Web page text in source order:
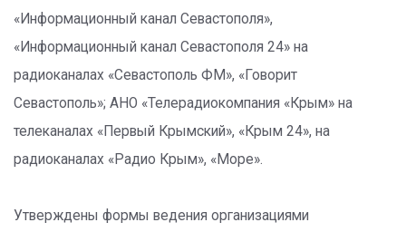
«Информационный канал Севастополя»,
«Информационный канал Севастополя 24» на
радиоканалах «Севастополь ФМ», «Говорит
Севастополь»; АНО «Телерадиокомпания «Крым» на
телеканалах «Первый Крымский», «Крым 24», на
радиоканалах «Радио Крым», «Море».
Утверждены формы ведения организациями